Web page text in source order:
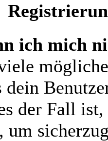
ich mich
dein
der Fall